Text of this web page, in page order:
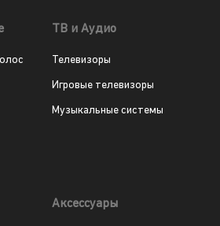
ТВ и Аудио
Телевизоры
Игровые телевизоры
Музыкальные системы
Аксессуары